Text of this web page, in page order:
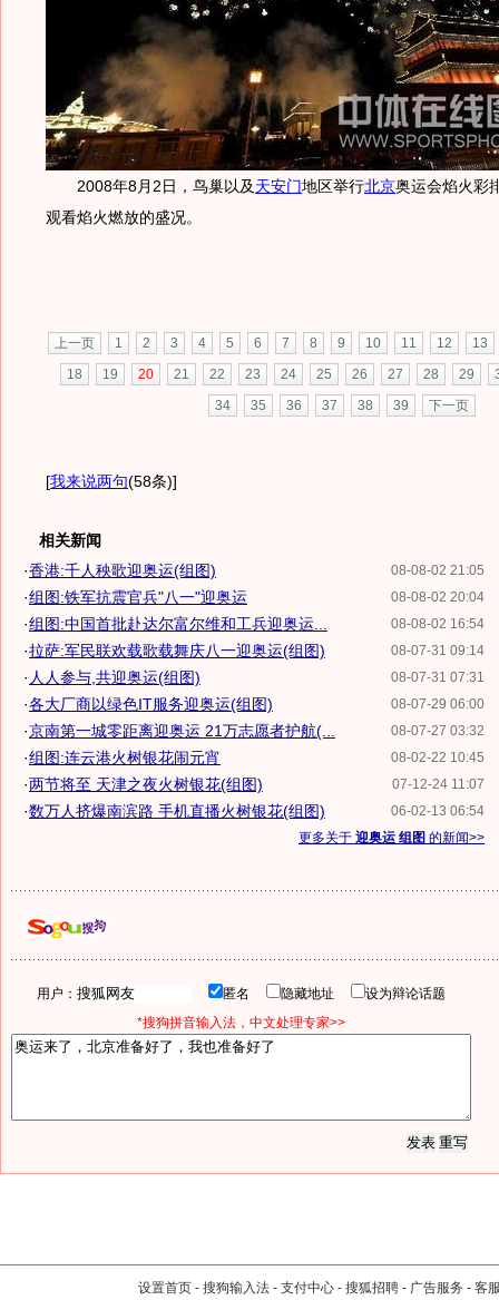
2008年8月2日，鸟巢以及天安门地区举行北京奥运会焰火彩
观看焰火燃放的盛况。
上一页 1 2 3 4 5 6 7 8 9 10 11 12
13
18
19 20 21 22 23 24 25 26 27 28 29
34
35 36 37 38 39 下一页
[我来说两句(58条)]
相关新闻
08-08-02 21:05
·香港:千人秧歌迎奥运(组图)
08-08-02 20:04
·组图:铁军抗震官兵"八一"迎奥运
08-08-02 16:54
·组图:中国首批赴达尔富尔维和工兵迎奥运...
08-07-31 09:14
·拉萨:军民联欢载歌载舞庆八一迎奥运(组图)
08-07-31 07:31
· 人人参与,共迎奥运(组图)
08-07-29 06:00
·各大厂商以绿色IT服务迎奥运(组图)
08-07-27 03:32
·京南第一城零距离迎奥运 21万志愿者护航(...
08-02-22 10:45
·组图:连云港火树银花闹元宵
07-12-24 11:07
·两节将至 天津之夜火树银花(组图)
06-02-13 06:54
·数万人挤爆南滨路 手机直播火树银花(组图)
更多关于 迎奥运 组图 的新闻>>
用户： 匿名 隐藏地址
设为辩论话题
*搜狗拼音输入法，中文处理专家>>
设置首页 - 搜狗输入法 - 支付中心 - 搜狐招聘 - 广告服务 - 客